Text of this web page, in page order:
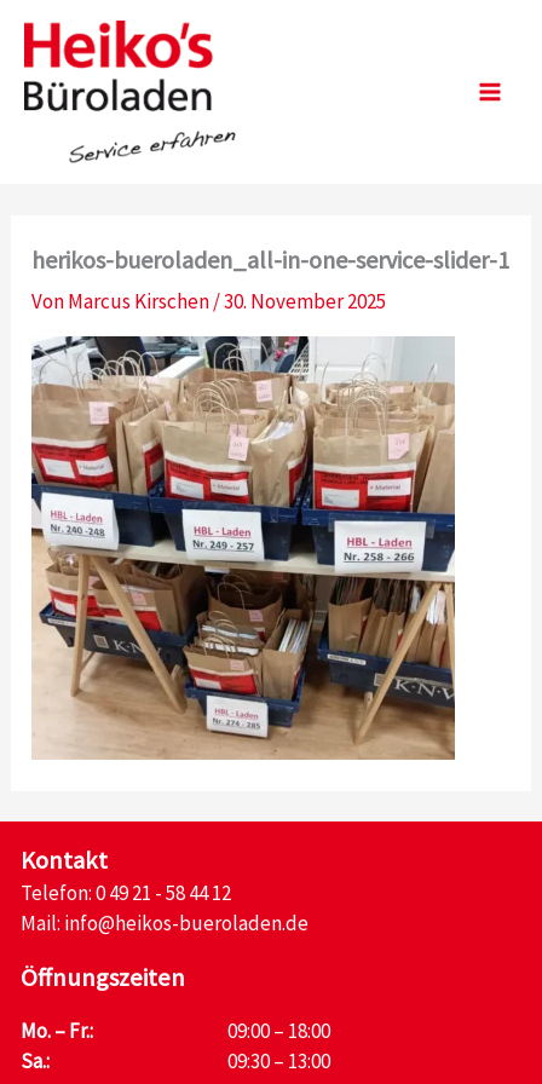
Inhalt
springen
herikos-bueroladen_all-in-one-service-slider-1
VonMarcus Kirschen/30. November 2025
Kontakt
Telefon:0 49 21 - 58 44 12
Mail: info@heikos-bueroladen.de
Öffnungszeiten
Mo. – Fr.:
09:00 – 18:00
Sa.:
09:30 – 13:00